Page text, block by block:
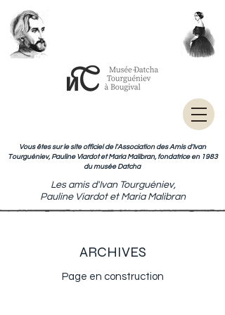
Vous êtes sur le site officiel de l'Association des Amis d'Ivan
Tourguéniev, Pauline Viardot et Maria Malibran, fondatrice en 1983
du musée Datcha
Les amis d'Ivan Tourguéniev,
Pauline Viardot et Maria Malibran
ARCHIVES
Page en construction